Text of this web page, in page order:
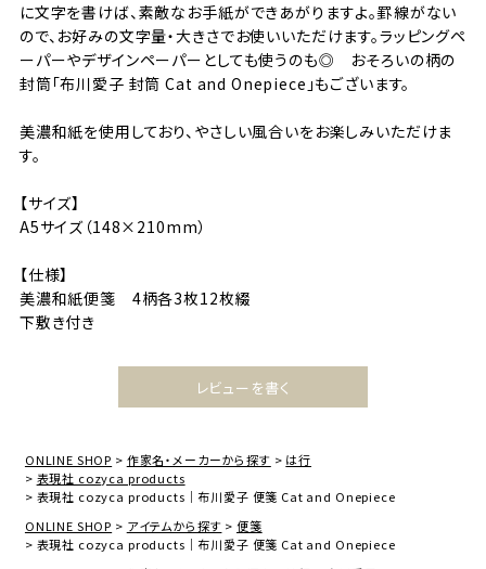
に文字を書けば、素敵なお手紙ができあがりますよ。罫線がない
ので、お好みの文字量・大きさでお使いいただけます。ラッピングペ
ーパーやデザインペーパーとしても使うのも◎ おそろいの柄の
封筒「布川愛子 封筒 Cat and Onepiece」もございます。
美濃和紙を使用しており、やさしい風合いをお楽しみいただけま
す。
【サイズ】
A5サイズ（148×210mm）
【仕様】
美濃和紙便箋 4柄各3枚12枚綴
下敷き付き
レビューを書く
ONLINE SHOP 作家名・メーカーから探す
は行
表現社 cozyca products
表現社 cozyca products｜布川愛子 便箋 Cat and Onepiece
ONLINE SHOP
アイテムから探す
便箋
表現社 cozyca products｜布川愛子 便箋 Cat and Onepiece